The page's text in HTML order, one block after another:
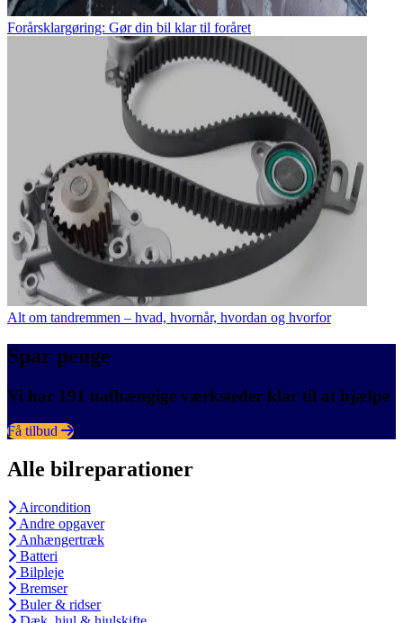
Forårsklargøring: Gør din bil klar til foråret
Alt om tandremmen – hvad, hvornår, hvordan og hvorfor
Spar penge
Vi har 191 uafhængige værksteder klar til at hjælpe
Få tilbud
Alle bilreparationer
Aircondition
Andre opgaver
Anhængertræk
Batteri
Bilpleje
Bremser
Buler & ridser